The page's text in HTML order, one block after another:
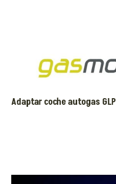
Adaptar coche autogas GLP